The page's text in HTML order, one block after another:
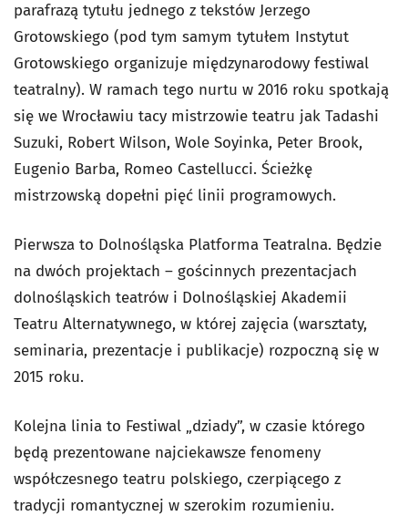
parafrazą tytułu jednego z tekstów Jerzego
Grotowskiego (pod tym samym tytułem Instytut
Grotowskiego organizuje międzynarodowy festiwal
teatralny). W ramach tego nurtu w 2016 roku spotkają
się we Wrocławiu tacy mistrzowie teatru jak Tadashi
Suzuki, Robert Wilson, Wole Soyinka, Peter Brook,
Eugenio Barba, Romeo Castellucci. Ścieżkę
mistrzowską dopełni pięć linii programowych.
Pierwsza to Dolnośląska Platforma Teatralna. Będzie
na dwóch projektach – gościnnych prezentacjach
dolnośląskich teatrów i Dolnośląskiej Akademii
Teatru Alternatywnego, w której zajęcia (warsztaty,
seminaria, prezentacje i publikacje) rozpoczną się w
2015 roku.
Kolejna linia to Festiwal „dziady”, w czasie którego
będą prezentowane najciekawsze fenomeny
współczesnego teatru polskiego, czerpiącego z
tradycji romantycznej w szerokim rozumieniu.